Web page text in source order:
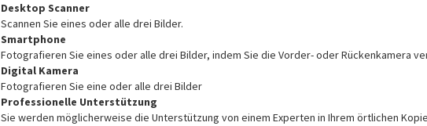
Desktop Scanner
Scannen Sie eines oder alle drei Bilder.
Smartphone
Fotografieren Sie eines oder alle drei Bilder, indem Sie die Vorder- oder Rückenkamera
Digital Kamera
Fotografieren Sie eine oder alle drei Bilder
Professionelle Unterstützung
Sie werden möglicherweise die Unterstützung von einem Experten in Ihrem örtlichen